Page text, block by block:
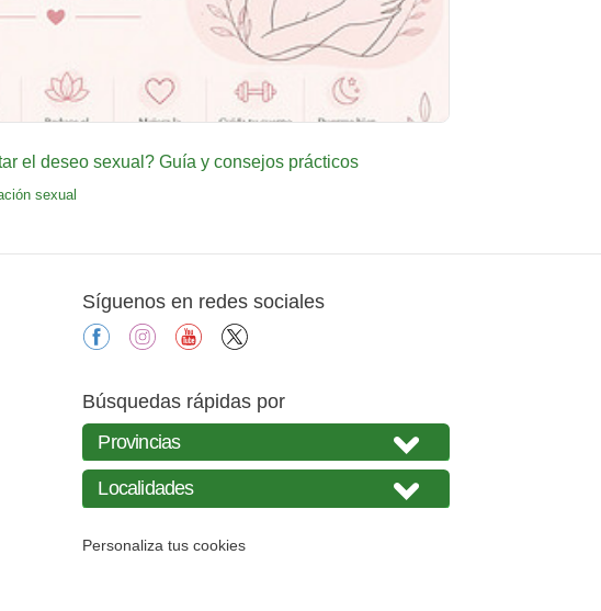
el deseo sexual? Guía y consejos prácticos
sexual
Síguenos en redes sociales
facebookinstagramyoutube
Búsquedas rápidas por
Personaliza tus cookies